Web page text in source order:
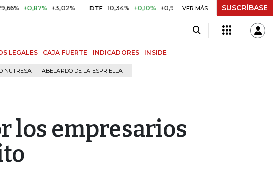
+3,02% DTF 10,34% +0,10% +0,98% UVR $ 416,91 +$ 0,05 +0,01%
VER MÁS SUSCRÍBASE
LEGALES CAJA FUERTE INDICADORES INSIDE
NUTRESA ABELARDO DE LA ESPRIELLA
los empresarios